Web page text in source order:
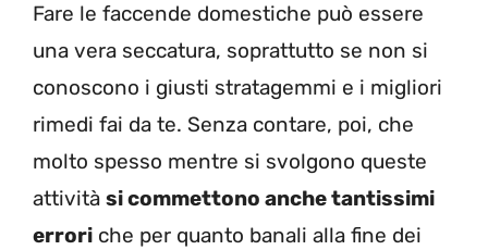
Fare le faccende domestiche può essere
una vera seccatura, soprattutto se non si
conoscono i giusti stratagemmi e i migliori
rimedi fai da te. Senza contare, poi, che
molto spesso mentre si svolgono queste
attività si commettono anche tantissimi
errori che per quanto banali alla fine dei